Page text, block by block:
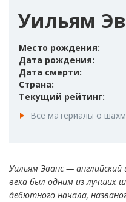
Уильям
Место рождения:
Дата рождения:
Дата смерти:
Страна:
Текущий рейтинг:
Все материалы о
Уильям Эванс —
века был одним из лучших
дебютного начала,